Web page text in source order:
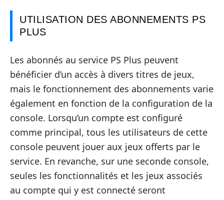
UTILISATION DES ABONNEMENTS PS
PLUS
Les abonnés au service PS Plus peuvent
bénéficier d’un accès à divers titres de jeux,
mais le fonctionnement des abonnements varie
également en fonction de la configuration de la
console. Lorsqu’un compte est configuré
comme principal, tous les utilisateurs de cette
console peuvent jouer aux jeux offerts par le
service. En revanche, sur une seconde console,
seules les fonctionnalités et les jeux associés
au compte qui y est connecté seront